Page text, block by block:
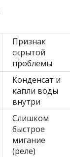
Признак
скрытой
проблемы
Конденсат и
капли воды
внутри
Слишком
быстрое
мигание
(реле)